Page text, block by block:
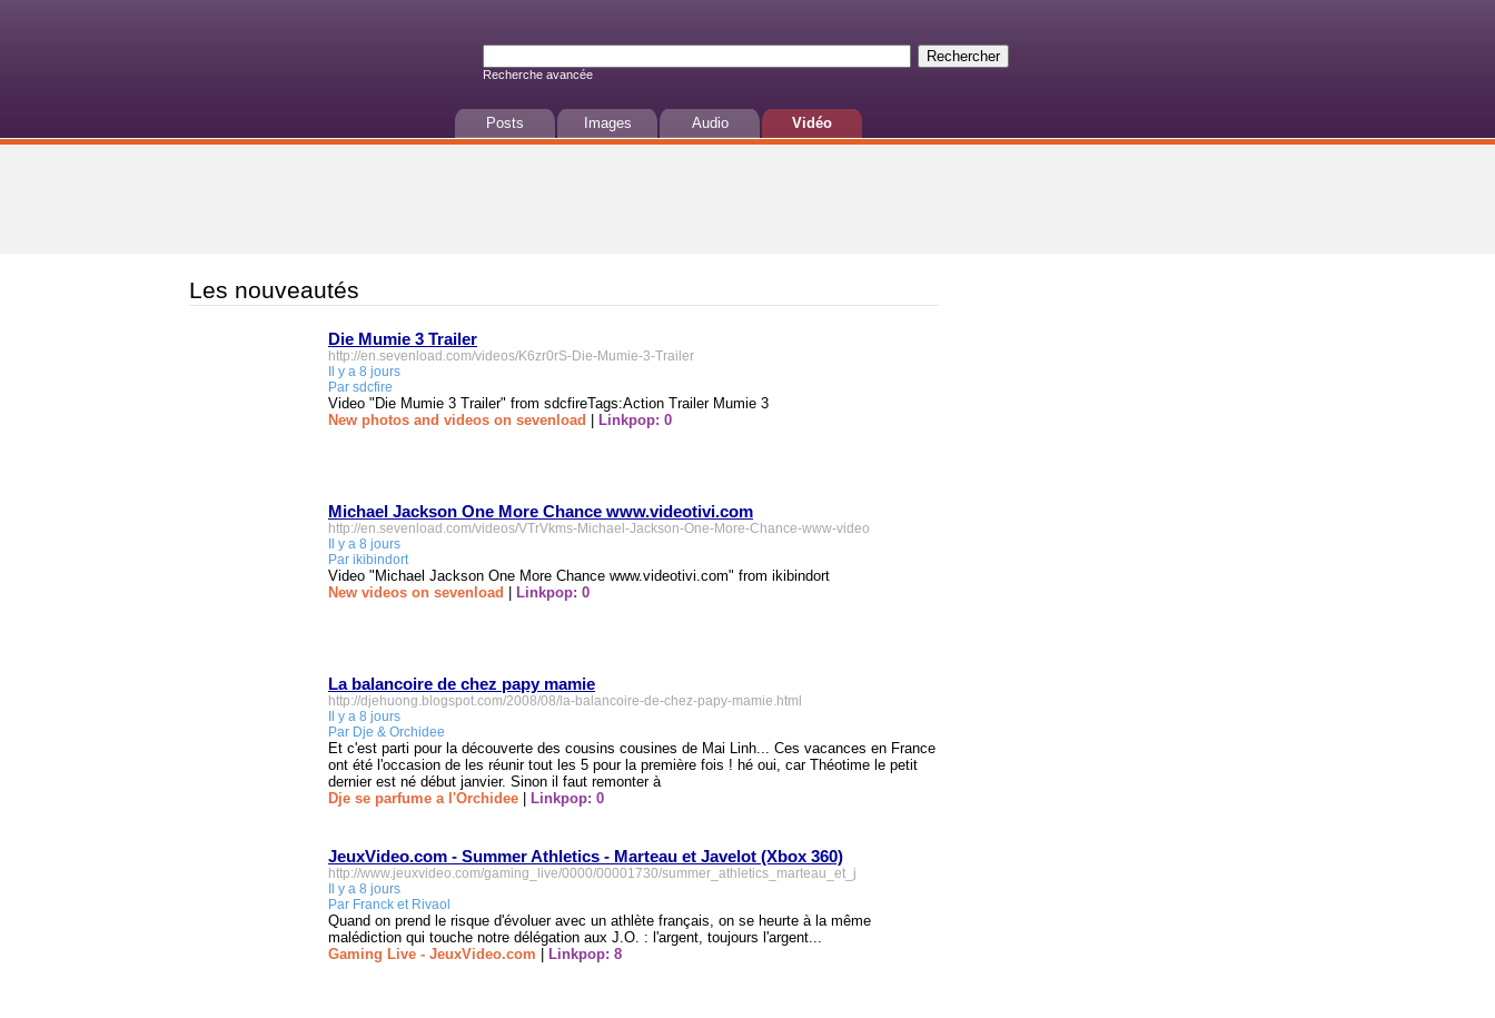
Recherche avancée
Posts Images Audio Vidéo
Les nouveautés
Die Mumie 3 Trailer
http://en.sevenload.com/videos/K6zr0rS-Die-Mumie-3-Trailer
Il y a 8 jours
Par sdcfire
Video "Die Mumie 3 Trailer" from sdcfireTags:Action Trailer Mumie 3
New photos and videos on sevenload | Linkpop: 0
Michael Jackson One More Chance www.videotivi.com
http://en.sevenload.com/videos/VTrVkms-Michael-Jackson-One-More-Chance-www-video
Il y a 8 jours
Par ikibindort
Video "Michael Jackson One More Chance www.videotivi.com" from ikibindort
New videos on sevenload | Linkpop: 0
La balancoire de chez papy mamie
http://djehuong.blogspot.com/2008/08/la-balancoire-de-chez-papy-mamie.html
Il y a 8 jours
Par Dje & Orchidee
Et c'est parti pour la découverte des cousins cousines de Mai Linh... Ces vacances en France
ont été l'occasion de les réunir tout les 5 pour la première fois ! hé oui, car Théotime le petit
dernier est né début janvier. Sinon il faut remonter à
Dje se parfume a l'Orchidee | Linkpop: 0
JeuxVideo.com - Summer Athletics - Marteau et Javelot (Xbox 360)
http://www.jeuxvideo.com/gaming_live/0000/00001730/summer_athletics_marteau_et_j
Il y a 8 jours
Par Franck et Rivaol
Quand on prend le risque d'évoluer avec un athlète français, on se heurte à la même
malédiction qui touche notre délégation aux J.O. : l'argent, toujours l'argent...
Gaming Live - JeuxVideo.com | Linkpop: 8